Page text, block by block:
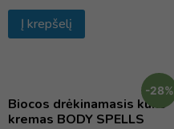
Į krepšelį
-28%
Biocos drėkinamasis kūno
kremas BODY SPELLS